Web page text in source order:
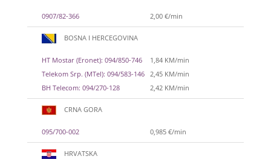
0907/82-366 2,00 €/min
BOSNA I HERCEGOVINA
HT Mostar (Eronet): 094/850-746
1,84 KM/min
Telekom Srp. (MTel): 094/583-146
2,45 KM/min
BH Telecom: 094/270-128
2,42 KM/min
CRNA GORA
095/700-002 0,985 €/min
HRVATSKA